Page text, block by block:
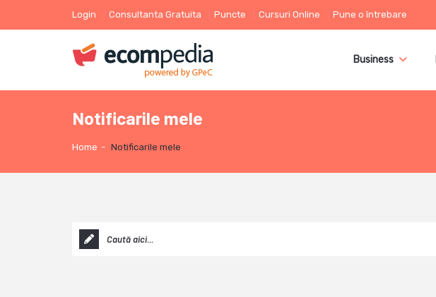
Login Consultanta Gratuita Puncte Cursuri Online Pune o întrebare
Business
Notificarile mele
Home - Notificarile mele